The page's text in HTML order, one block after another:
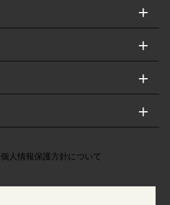
個人情報保護方針について